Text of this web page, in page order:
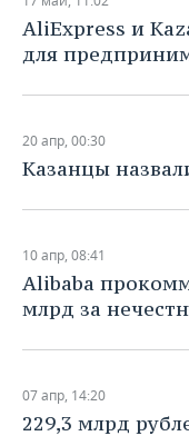
AliExpress и
для
20 апр, 00:30
Казанцы
10 апр, 08:41
Alibaba
млрд за
07 апр, 14:20
229,3 млрд